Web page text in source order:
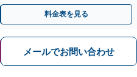
相談受付】
料金表を見る
メールでお問い合わせ